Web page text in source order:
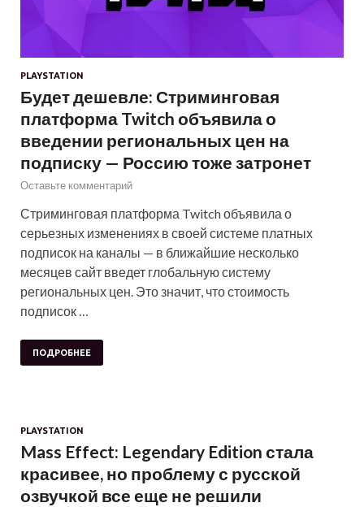
PLAYSTATION
Будет дешевле: Стриминговая
платформа Twitch объявила о
введении региональных цен на
подписку — Россию тоже затронет
Оставьте комментарий
Стриминговая платформа Twitch объявила о
серьезных изменениях в своей системе платных
подписок на каналы — в ближайшие несколько
месяцев сайт введет глобальную систему
региональных цен. Это значит, что стоимость
подписок …
ПОДРОБНЕЕ
PLAYSTATION
Mass Effect: Legendary Edition стала
красивее, но проблему с русской
озвучкой все еще не решили